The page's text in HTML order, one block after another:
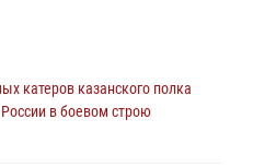
«бронзу» в окружном этапе
концерт певицы Кристины
катеров казанского полка
в боевом строю